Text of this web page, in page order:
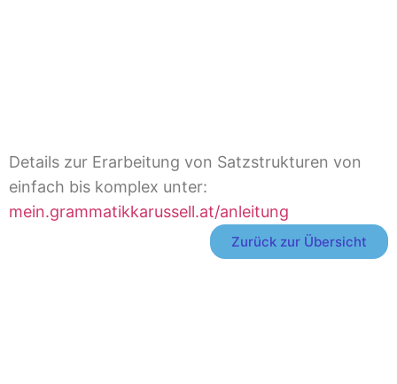
Details zur Erarbeitung von Satzstrukturen von
einfach bis komplex unter:
mein.grammatikkarussell.at/anleitung
Zurück zur Übersicht